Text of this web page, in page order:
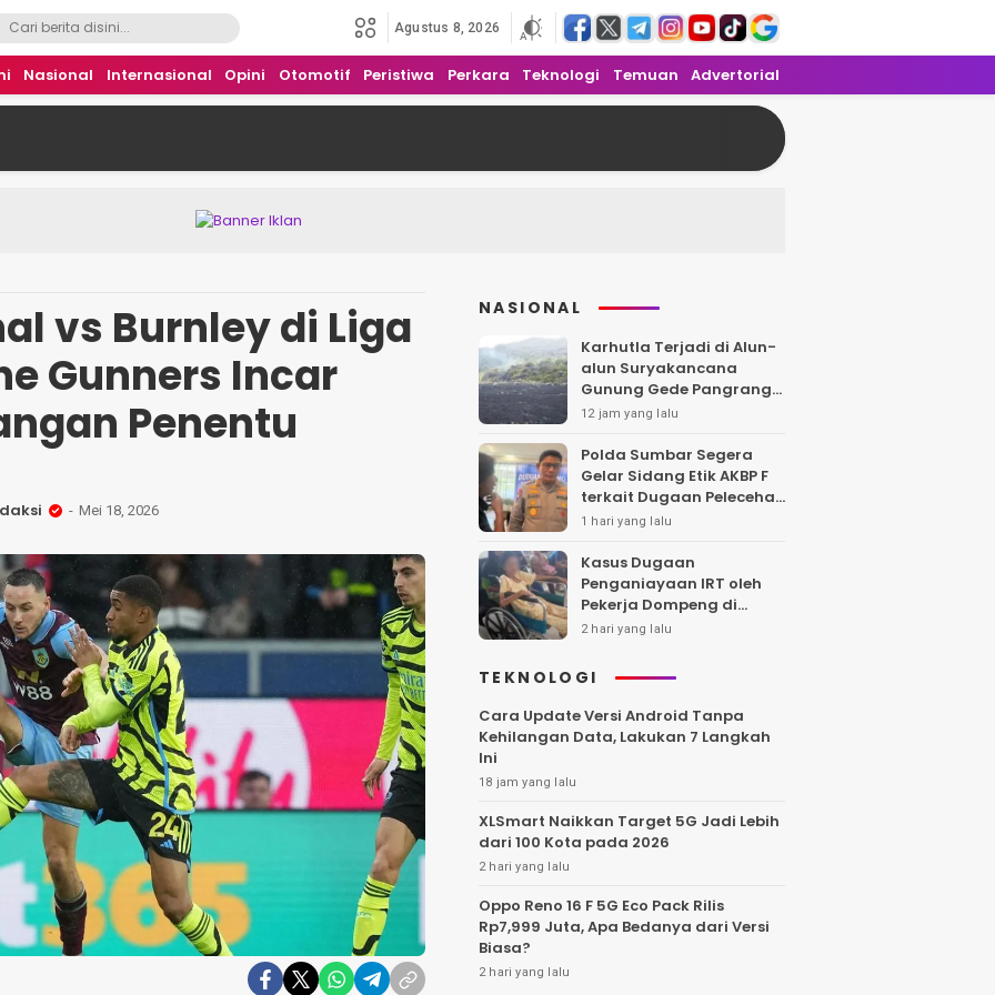
Agustus 8, 2026
Nasional Internasional Opini Otomotif Peristiwa Perkara Teknologi Temuan Advertorial
vs Burnley di Liga
Gunners Incar
Penentu
Mei 18, 2026
NASIONAL
Karhutla Terjadi di Alun-
alun Suryakancana
Gunung Gede Pangrango,
Api Berhasil Dipadamka
12 jam yang lalu
Polda Sumbar Segera
Gelar Sidang Etik AKBP F
terkait Dugaan Pelecehan
Polwan
1 hari yang lalu
Kasus Dugaan
Penganiayaan IRT oleh
Pekerja Dompeng di
Batanghari Jalan 7 Bulan,
Kepastian Hukum
2 hari yang lalu
TEKNOLOGI
Cara Update Versi Android Tanpa
Kehilangan Data, Lakukan 7 Langkah
Ini
18 jam yang lalu
XLSmart Naikkan Target 5G Jadi Lebih
dari 100 Kota pada 2026
2 hari yang lalu
Oppo Reno 16 F 5G Eco Pack Rilis
Rp7,999 Juta, Apa Bedanya dari Versi
Biasa?
2 hari yang lalu